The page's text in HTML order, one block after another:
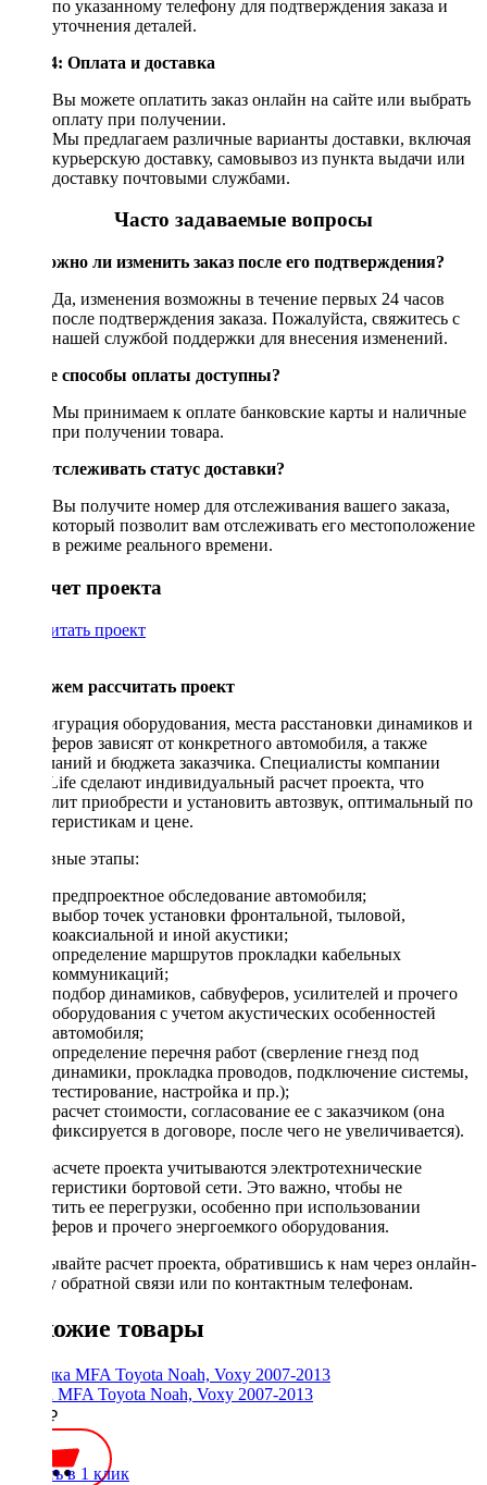
по указанному телефону для подтверждения заказа и
уточнения деталей.
Шаг 4: Оплата и доставка
Вы можете оплатить заказ онлайн на сайте или выбрать
оплату при получении.
Мы предлагаем различные варианты доставки, включая
курьерскую доставку, самовывоз из пункта выдачи или
доставку почтовыми службами.
Часто задаваемые вопросы
Возможно ли изменить заказ после его подтверждения?
Да, изменения возможны в течение первых 24 часов
после подтверждения заказа. Пожалуйста, свяжитесь с
нашей службой поддержки для внесения изменений.
Какие способы оплаты доступны?
Мы принимаем к оплате банковские карты и наличные
при получении товара.
Как отслеживать статус доставки?
Вы получите номер для отслеживания вашего заказа,
который позволит вам отслеживать его местоположение
в режиме реального времени.
Рассчет проекта
Рассчитать проект
Поможем рассчитать проект
Конфигурация оборудования, места расстановки динамиков и
сабвуферов зависят от конкретного автомобиля, а также
пожеланий и бюджета заказчика. Специалисты компании
DriveLife сделают индивидуальный расчет проекта, что
позволит приобрести и установить автозвук, оптимальный по
характеристикам и цене.
Основные этапы:
предпроектное обследование автомобиля;
выбор точек установки фронтальной, тыловой,
коаксиальной и иной акустики;
определение маршрутов прокладки кабельных
коммуникаций;
подбор динамиков, сабвуферов, усилителей и прочего
оборудования с учетом акустических особенностей
автомобиля;
определение перечня работ (сверление гнезд под
динамики, прокладка проводов, подключение системы,
тестирование, настройка и пр.);
расчет стоимости, согласование ее с заказчиком (она
фиксируется в договоре, после чего не увеличивается).
При расчете проекта учитываются электротехнические
характеристики бортовой сети. Это важно, чтобы не
допустить ее перегрузки, особенно при использовании
сабвуферов и прочего энергоемкого оборудования.
Заказывайте расчет проекта, обратившись к нам через онлайн-
форму обратной связи или по контактным телефонам.
Похожие товары
Рамка MFA Toyota Noah, Voxy 2007-2013
1500 ₽
Купить в 1 клик